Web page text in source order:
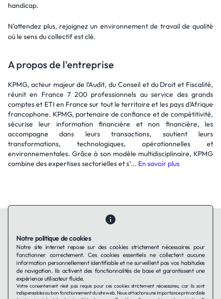
handicap.
N'attendez plus, rejoignez un environnement de travail de qualité
où le sens du collectif est clé.
A propos de l'entreprise
KPMG, acteur majeur de l’Audit, du Conseil et du Droit et Fiscalité,
réunit en France 7 200 professionnels au service des grands
comptes et ETI en France sur tout le territoire et les pays d’Afrique
francophone. KPMG, partenaire de confiance et de compétitivité,
sécurise leur information financière et non financière, les
accompagne dans leurs transactions, soutient leurs
transformations, technologiques, opérationnelles et
environnementales. Grâce à son modèle multidisciplinaire, KPMG
combine des expertises sectorielles et s’... En savoir plus
Contactez-nousQui sommes-nous ?Ils utilisent Taffin.tech
Politique de confidentialitéConditions générales
Politique de cookies
Notre politique de cookies
Notre site internet repose sur des cookies strictement nécessaires pour
fonctionner correctement. Ces cookies essentiels ne collectent aucune
information personnellement identifiable et ne surveillent pas vos habitudes
de navigation. Ils activent des fonctionnalités de base et garantissent une
expérience utilisateur fluide.
Votre consentement n'est pas requis pour ces cookies strictement nécessaires, car ils sont
indispensables au bon fonctionnement du site web. Nous attachons une importance primordiale